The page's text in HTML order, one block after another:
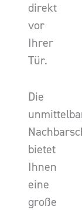
direkt
vor
Ihrer
Tür.
Die
bietet
Ihnen
eine
große